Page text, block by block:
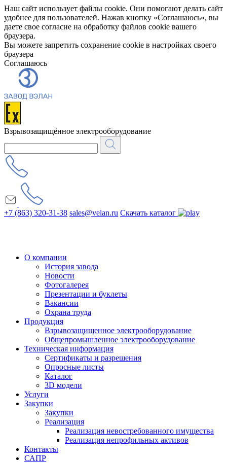
Наш сайт использует файлы cookie. Они помогают делать сайт
удобнее для пользователей. Нажав кнопку «Соглашаюсь», вы
даете свое согласие на обработку файлов cookie вашего
браузера.
Вы можете запретить сохранение cookie в настройках своего
браузера
Соглашаюсь
Взрывозащищённое электрооборудование
+7 (863) 320-31-38 sales@velan.ru Скачать каталог
О компании
История завода
Новости
Фотогалерея
Презентации и буклеты
Вакансии
Охрана труда
Продукция
Взрывозащищенное электрооборудование
Общепромышленное электрооборудование
Техническая информация
Сертификаты и разрешения
Опросные листы
Каталог
3D модели
Услуги
Закупки
Закупки
Реализация
Реализация невостребованного имущества
Реализация непрофильных активов
Контакты
САПР